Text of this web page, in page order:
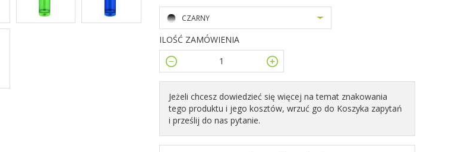
CZARNY
ILOŚĆ ZAMÓWIENIA
Jeżeli chcesz dowiedzieć się więcej na temat znakowania
tego produktu i jego kosztów, wrzuć go do Koszyka zapytań
i prześlij do nas pytanie.